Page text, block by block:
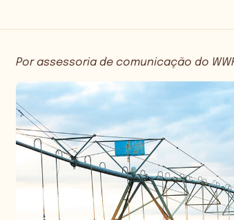
Por assessoria de comunicação do